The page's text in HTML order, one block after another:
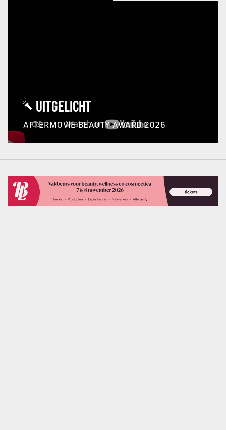
UITGELICHT
AFTERMOVIE BEAUTY AWARD 2026